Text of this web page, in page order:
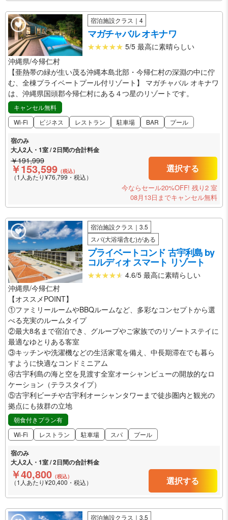
宿泊施設クラス｜4
マガチャバル オキナワ
5/5 最高に素晴らしい
沖縄県/今帰仁村
【亜熱帯の緑が生い茂る沖縄本島北部・今帰仁村の深淵の中に佇
む、全棟プライベートプール付リゾート】 マガチャバル オキナワ
は、沖縄県国頭郡今帰仁村にある４つ星のリゾートです。
キャンセル無料
Wi-Fi
ビジネス レストラン 駐車場 BAR プール
宿のみ
大人2人・1室 / 2日間の合計料金
￥191,999
￥153,599 （税込）
（1人あたり¥76,799・税込）
選択する
今ならセール20%OFF! 残り2 室
08月13日までキャンセル無料
宿泊施設クラス｜3.5
スパ(大浴場含む)がある
プライベートコンド 古宇利島 by
コルディオ スマート リゾート
4.6/5 最高に素晴らしい
沖縄県/今帰仁村
【オススメPOINT】
①ファミリールームやBBQルームなど、多彩なコンセプトから選
べる充実のルームタイプ
②最大8名まで宿泊でき、グループやご家族でのリゾートステイに
最適なゆとりある客室
③キッチンや洗濯機などの生活家電を備え、中長期滞在でも暮ら
すように快適なコンドミニアム
④古宇利島の海と空を見渡す全室オーシャンビューの開放的なロ
ケーション（テラスタイプ）
⑤古宇利ビーチや古宇利オーシャンタワーまで徒歩圏内と観光の
拠点にも抜群の立地
朝食付きプラン有
Wi-Fi
レストラン 駐車場 スパ プール
宿のみ
大人2人・1室 / 2日間の合計料金
￥40,800 （税込）
（1人あたり¥20,400・税込） 選択する
宿泊施設クラス｜3.5